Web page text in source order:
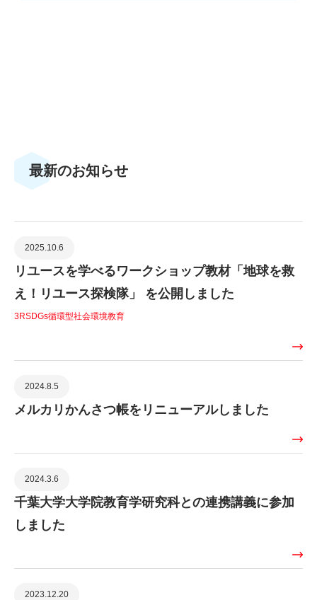
最新のお知らせ
2025.10.6
3RSDGs循環型社会環境教育
リユースを学べるワークショップ教材「地球を救
え！リユース探検隊」 を公開しました
2024.8.5
メルカリかんさつ帳をリニューアルしました
2024.3.6
千葉大学大学院教育学研究科との連携講義に参加
しました
2023.12.20